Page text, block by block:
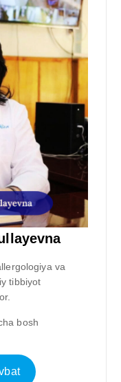
va
tibbiyot
bosh